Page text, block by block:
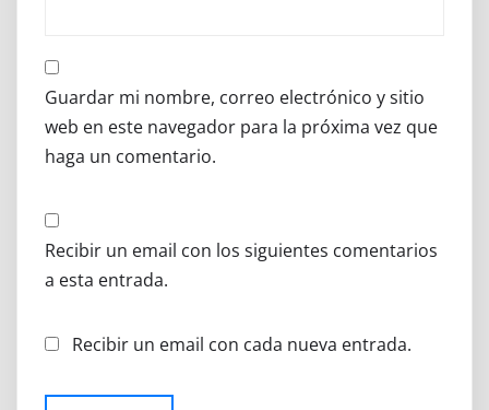
Guardar mi nombre, correo electrónico y sitio
web en este navegador para la próxima vez que
haga un comentario.
Recibir un email con los siguientes comentarios
a esta entrada.
Recibir un email con cada nueva entrada.